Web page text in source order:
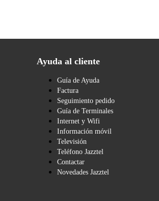
Ayuda al cliente
Guía de Ayuda
Factura
Seguimiento pedido
Guía de Terminales
Internet y Wifi
Información móvil
Televisión
Teléfono Jazztel
Contactar
Novedades Jazztel